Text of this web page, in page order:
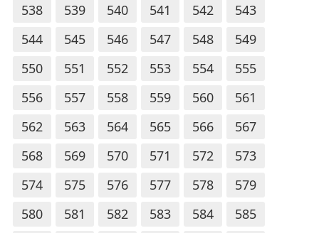
538
539 540 541 542
543
544
545 546 547 548
549
550
551 552 553 554
555
556
557 558 559 560
561
562
563 564 565 566
567
568
569 570 571 572
573
574
575 576 577 578
579
580
581 582 583 584
585